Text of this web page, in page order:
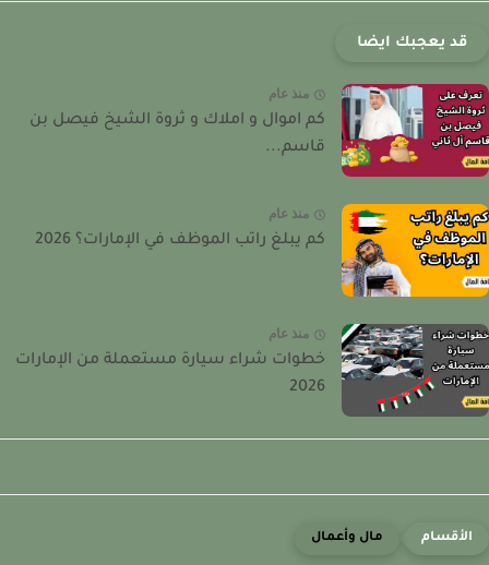
قد يعجبك ايضا
منذ عام
كم اموال و املاك و ثروة الشيخ فيصل بن
قاسم...
منذ عام
كم يبلغ راتب الموظف في الإمارات؟ 2026
منذ عام
خطوات شراء سيارة مستعملة من الإمارات
2026
مال وأعمال